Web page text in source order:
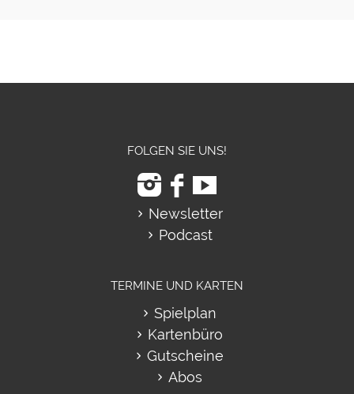
FOLGEN SIE UNS!
Newsletter
Podcast
TERMINE UND KARTEN
Spielplan
Kartenbüro
Gutscheine
Abos